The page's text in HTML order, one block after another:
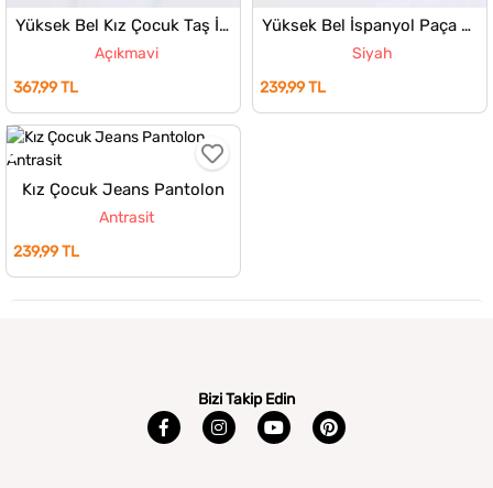
Yüksek Bel Kız Çocuk Taş İşlemeli Jean Kot Pantolon
Açıkmavi
367,99 TL
Yüksek Bel İspanyol Paça Kız Çocuk Jean Kot Pantolon
Siyah
239,99 TL
Kız Çocuk Jeans Pantolon
Antrasit
239,99 TL
Bizi Takip Edin